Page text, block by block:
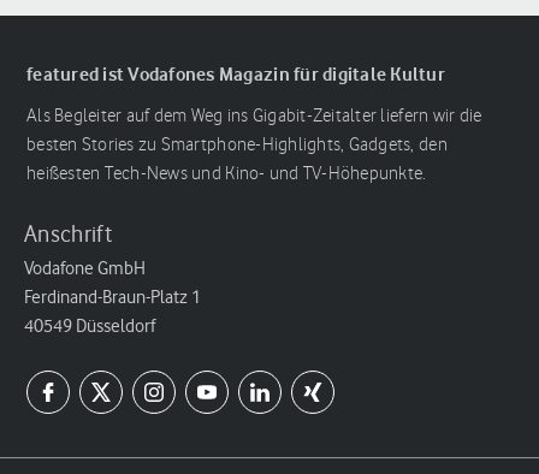
featured ist Vodafones Magazin für digitale Kultur
Als Begleiter auf dem Weg ins Gigabit-Zeitalter liefern wir die
besten Stories zu Smartphone-Highlights, Gadgets, den
heißesten Tech-News und Kino- und TV-Höhepunkte.
Anschrift
Vodafone GmbH
Ferdinand-Braun-Platz 1
40549 Düsseldorf